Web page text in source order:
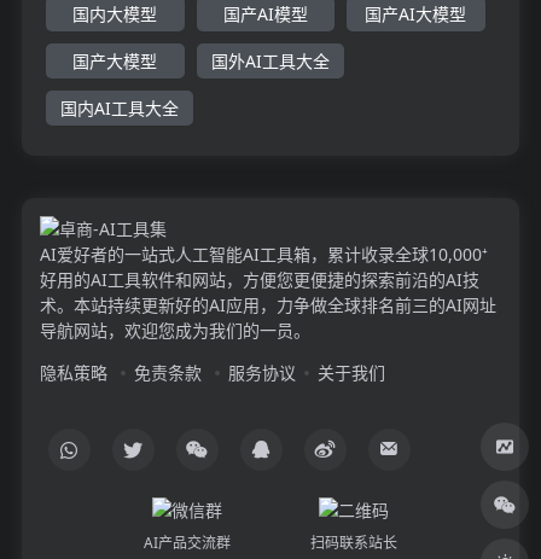
国内大模型 国产AI模型 国产AI大模型
国产大模型 国外AI工具大全
国内AI工具大全
AI爱好者的一站式人工智能AI工具箱，累计收录全球10,000⁺
好用的AI工具软件和网站，方便您更便捷的探索前沿的AI技
术。本站持续更新好的AI应用，力争做全球排名前三的AI网址
导航网站，欢迎您成为我们的一员。
隐私策略
免责条款 服务协议 关于我们
AI产品交流群 扫码联系站长